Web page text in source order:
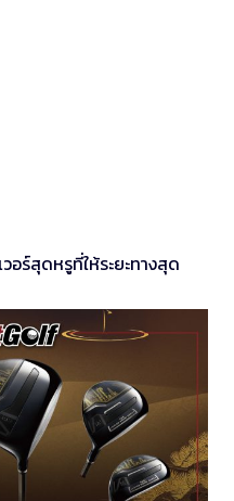
อร์สุดหรูที่ให้ระยะทางสุด